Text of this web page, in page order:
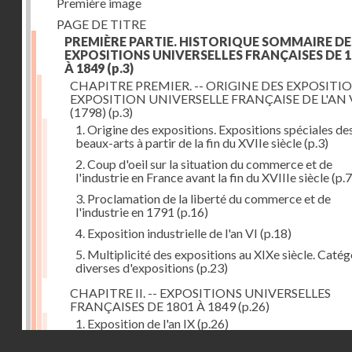
PAGE DE TITRE
PREMIÈRE PARTIE. HISTORIQUE SOMMAIRE
EXPOSITIONS UNIVERSELLES FRANÇAISES DE
À 1849 (p.3)
CHAPITRE PREMIER. -- ORIGINE DES
EXPOSITION UNIVERSELLE FRANÇAISE DE L'AN
(1798) (p.3)
1. Origine des expositions. Expositions spéciales
beaux-arts à partir de la fin du XVIIe siècle(p.3)
2. Coup d'oeil sur la situation du commerce et de
l'industrie en France avant la fin du XVIIIe siècle
3. Proclamation de la liberté du commerce et de
l'industrie en 1791 (p.16)
4. Exposition industrielle de l'an VI (p.18)
5. Multiplicité des expositions au XIXe siècle.
diverses d'expositions (p.23)
CHAPITRE II. -- EXPOSITIONS UNIVERSELLES
FRANÇAISES DE 1801 À 1849(p.26)
1. Exposition de l'an IX(p.26)